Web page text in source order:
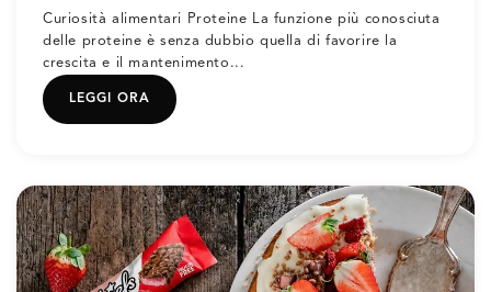
Curiosità alimentari Proteine La funzione più conosciuta
delle proteine è senza dubbio quella di favorire la
crescita e il mantenimento...
LEGGI ORA